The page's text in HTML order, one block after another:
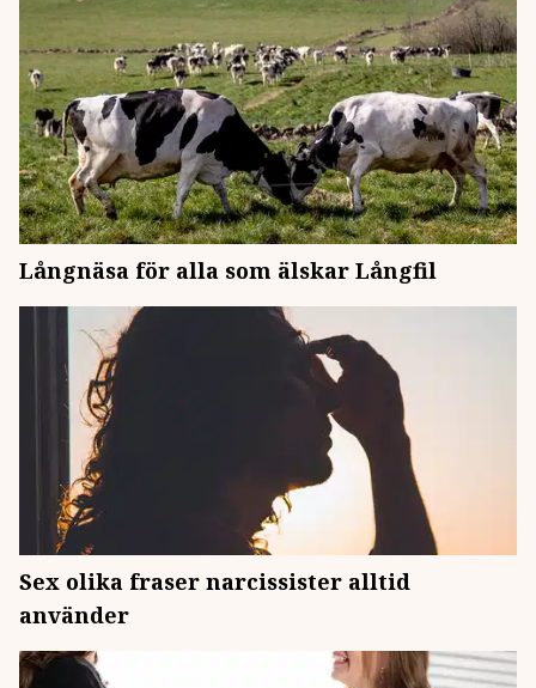
Långnäsa för alla som älskar Långfil
Sex olika fraser narcissister alltid
använder